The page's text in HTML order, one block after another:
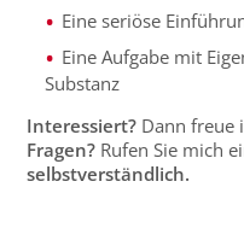
Eine seriöse
Eine Aufgabe mit
Substanz
Interessiert? Dann freue
Fragen? Rufen Sie mich
selbstverständlich.